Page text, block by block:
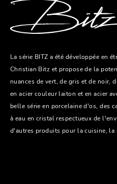
La série BITZ a été développée en
Christian Bitz et propose de la
nuances de vert, de gris et de noir,
en acier couleur laiton et en acier
belle série en porcelaine d'os, des
à eau en cristal respectueux de
d'autres produits pour la cuisine, la